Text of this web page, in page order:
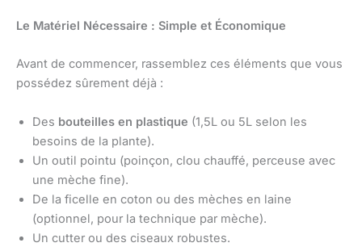
Le Matériel Nécessaire : Simple et Économique
Avant de commencer, rassemblez ces éléments que vous
possédez sûrement déjà :
Des bouteilles en plastique (1,5L ou 5L selon les
besoins de la plante).
Un outil pointu (poinçon, clou chauffé, perceuse avec
une mèche fine).
De la ficelle en coton ou des mèches en laine
(optionnel, pour la technique par mèche).
Un cutter ou des ciseaux robustes.